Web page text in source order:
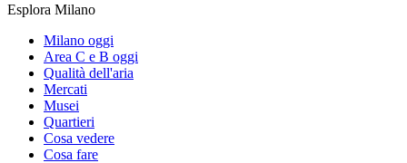
Esplora Milano
Milano oggi
Area C e B oggi
Qualità dell'aria
Mercati
Musei
Quartieri
Cosa vedere
Cosa fare